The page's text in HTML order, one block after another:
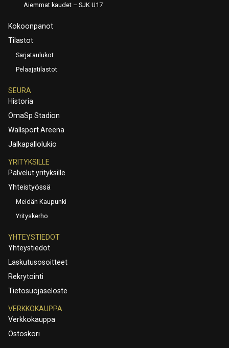
Aiemmat kaudet – SJK U17
Kokoonpanot
Tilastot
Sarjataulukot
Pelaajatilastot
SEURA
Historia
OmaSp Stadion
Wallsport Areena
Jalkapallolukio
YRITYKSILLE
Palvelut yrityksille
Yhteistyössä
Meidän Kaupunki
Yrityskerho
YHTEYSTIEDOT
Yhteystiedot
Laskutusosoitteet
Rekrytointi
Tietosuojaseloste
VERKKOKAUPPA
Verkkokauppa
Ostoskori